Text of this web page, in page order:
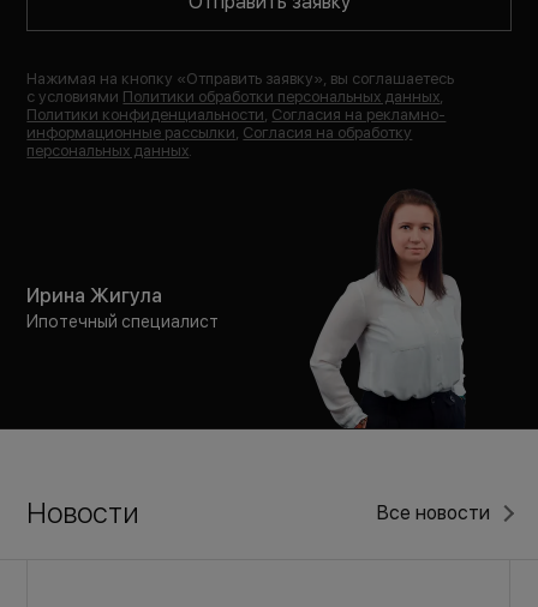
Нажимая на кнопку «Отправить заявку», вы соглашаетесь
с условиями Политики обработки персональных данных
Политики конфиденциальности Согласия на рекламно-
информационные рассылки Согласия на обработку
персональных данных
Ирина Жигула
Ипотечный специалист
Новости Все новости